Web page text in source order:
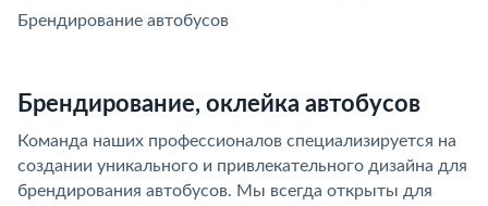
Брендирование автобусов
Брендирование, оклейка автобусов
Команда наших профессионалов специализируется на
создании уникального и привлекательного дизайна для
брендирования автобусов. Мы всегда открыты для